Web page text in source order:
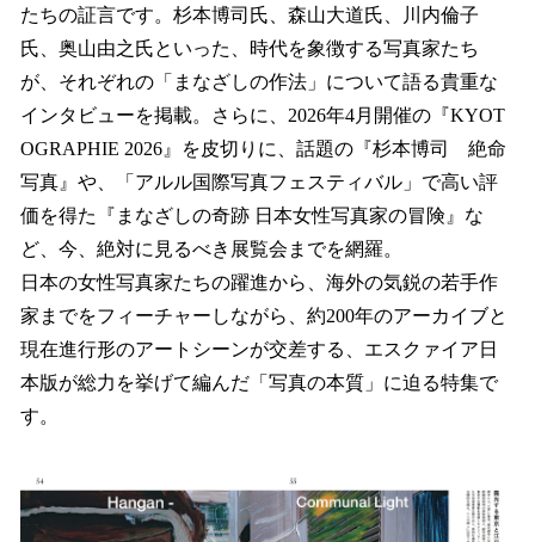
たちの証言です。杉本博司氏、森山大道氏、川内倫子
氏、奥山由之氏といった、時代を象徴する写真家たち
が、それぞれの「まなざしの作法」について語る貴重な
インタビューを掲載。さらに、2026年4月開催の『KYOT
OGRAPHIE 2026』を皮切りに、話題の『杉本博司 絶命
写真』や、「アルル国際写真フェスティバル」で高い評
価を得た『まなざしの奇跡 日本女性写真家の冒険』な
ど、今、絶対に見るべき展覧会までを網羅。
日本の女性写真家たちの躍進から、海外の気鋭の若手作
家までをフィーチャーしながら、約200年のアーカイブと
現在進行形のアートシーンが交差する、エスクァイア日
本版が総力を挙げて編んだ「写真の本質」に迫る特集で
す。